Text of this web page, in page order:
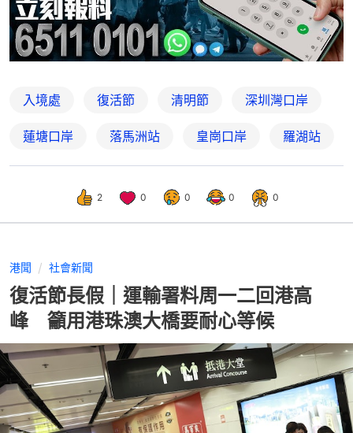
入境處 復活節 清明節 深圳灣口岸
蓮塘口岸 落馬洲站 皇崗口岸 羅湖站
2 0 0 0 0
港聞 社會新聞
復活節長假｜運輸署料周一二回港高
峰 籲用港珠澳大橋要耐心等候